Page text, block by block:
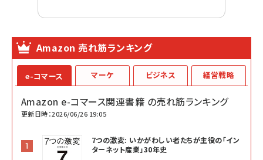
Amazon 売れ筋ランキング
e-コマース
Amazon e-コマース関連書籍 の売れ筋ランキング
更新日時：2026/06/26 19:05
7つの激変: いかがわしい者たちが主役の「イン
ターネット産業」30年史
マーケ ビジネス 経営戦略